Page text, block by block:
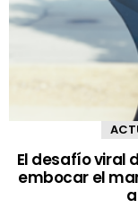
El desafío viral
embocar el